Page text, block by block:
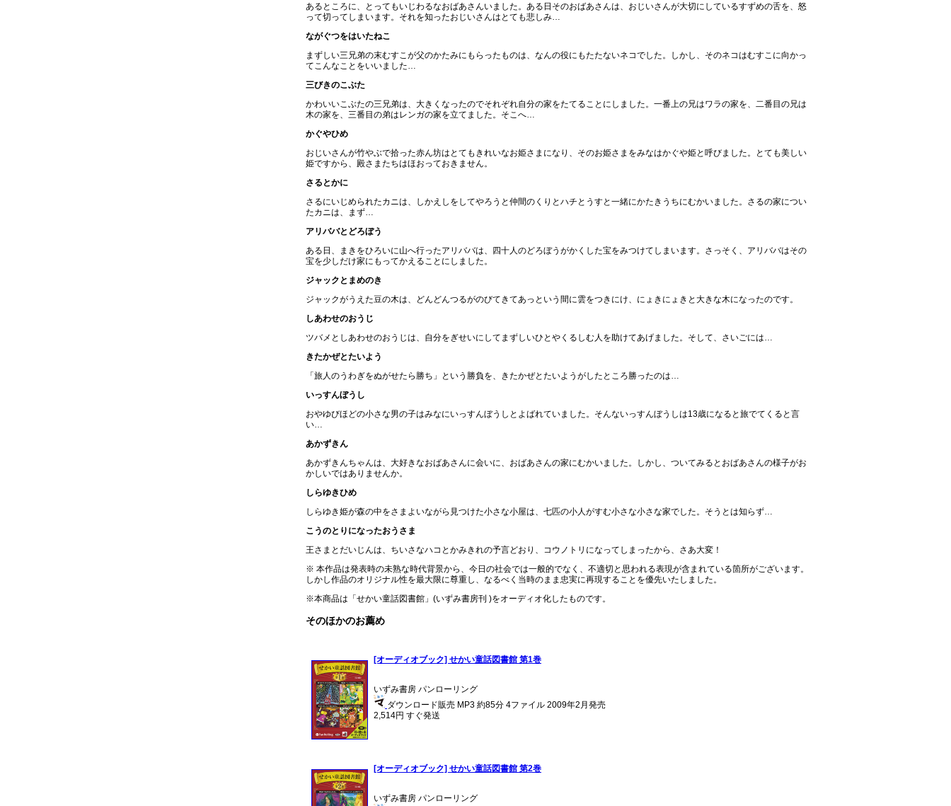
あるところに、とってもいじわるなおばあさんいました。ある日そのおばあさんは、おじいさんが大切にしているすずめの舌を、怒
って切ってしまいます。それを知ったおじいさんはとても悲しみ…
ながぐつをはいたねこ
まずしい三兄弟の末むすこが父のかたみにもらったものは、なんの役にもたたないネコでした。しかし、そのネコはむすこに向かっ
てこんなことをいいました…
三びきのこぶた
かわいいこぶたの三兄弟は、大きくなったのでそれぞれ自分の家をたてることにしました。一番上の兄はワラの家を、二番目の兄は
木の家を、三番目の弟はレンガの家を立てました。そこへ…
かぐやひめ
おじいさんが竹やぶで拾った赤ん坊はとてもきれいなお姫さまになり、そのお姫さまをみなはかぐや姫と呼びました。とても美しい
姫ですから、殿さまたちはほおっておきません。
さるとかに
さるにいじめられたカニは、しかえしをしてやろうと仲間のくりとハチとうすと一緒にかたきうちにむかいました。さるの家につい
たカニは、まず…
アリババとどろぼう
ある日、まきをひろいに山へ行ったアリババは、四十人のどろぼうがかくした宝をみつけてしまいます。さっそく、アリババはその
宝を少しだけ家にもってかえることにしました。
ジャックとまめのき
ジャックがうえた豆の木は、どんどんつるがのびてきてあっという間に雲をつきにけ、にょきにょきと大きな木になったのです。
しあわせのおうじ
ツバメとしあわせのおうじは、自分をぎせいにしてまずしいひとやくるしむ人を助けてあげました。そして、さいごには…
きたかぜとたいよう
「旅人のうわぎをぬがせたら勝ち」という勝負を、きたかぜとたいようがしたところ勝ったのは…
いっすんぼうし
おやゆびほどの小さな男の子はみなにいっすんぼうしとよばれていました。そんないっすんぼうしは13歳になると旅でてくると言
い…
あかずきん
あかずきんちゃんは、大好きなおばあさんに会いに、おばあさんの家にむかいました。しかし、ついてみるとおばあさんの様子がお
かしいではありませんか。
しらゆきひめ
しらゆき姫が森の中をさまよいながら見つけた小さな小屋は、七匹の小人がすむ小さな小さな家でした。そうとは知らず…
こうのとりになったおうさま
王さまとだいじんは、ちいさなハコとかみきれの予言どおり、コウノトリになってしまったから、さあ大変！
※ 本作品は発表時の未熟な時代背景から、今日の社会では一般的でなく、不適切と思われる表現が含まれている箇所がございます。
しかし作品のオリジナル性を最大限に尊重し、なるべく当時のまま忠実に再現することを優先いたしました。
※本商品は「せかい童話図書館」(いずみ書房刊 )をオーディオ化したものです。
そのほかのお薦め
[オーディオブック] せかい童話図書館 第1巻
いずみ書房 パンローリング
ダウンロード販売 MP3 約85分 4ファイル 2009年2月発売
2,514円 すぐ発送
[オーディオブック] せかい童話図書館 第2巻
いずみ書房 パンローリング